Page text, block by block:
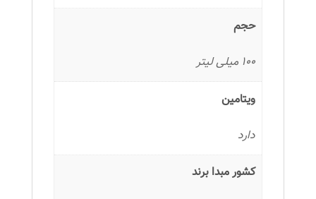
حجم
100 میلی لیتر
ویتامین
دارد
کشور مبدا برند